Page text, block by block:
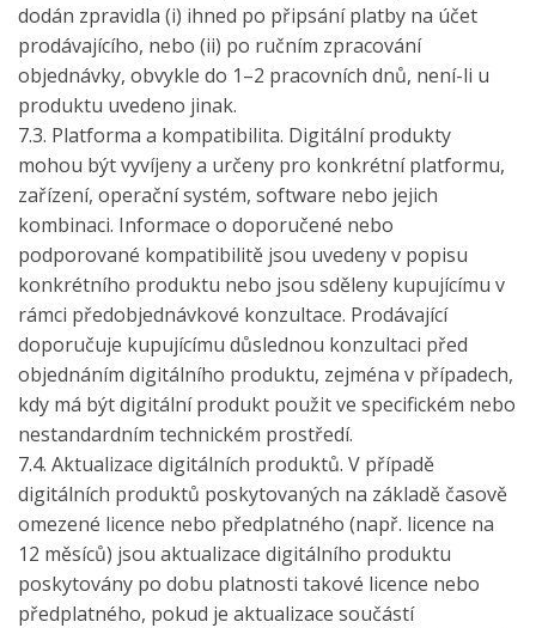
dodán zpravidla (i) ihned po připsání platby na účet
prodávajícího, nebo (ii) po ručním zpracování
objednávky, obvykle do 1–2 pracovních dnů, není-li u
produktu uvedeno jinak.
7.3. Platforma a kompatibilita. Digitální produkty
mohou být vyvíjeny a určeny pro konkrétní platformu,
zařízení, operační systém, software nebo jejich
kombinaci. Informace o doporučené nebo
podporované kompatibilitě jsou uvedeny v popisu
konkrétního produktu nebo jsou sděleny kupujícímu v
rámci předobjednávkové konzultace. Prodávající
doporučuje kupujícímu důslednou konzultaci před
objednáním digitálního produktu, zejména v případech,
kdy má být digitální produkt použit ve specifickém nebo
nestandardním technickém prostředí.
7.4. Aktualizace digitálních produktů. V případě
digitálních produktů poskytovaných na základě časově
omezené licence nebo předplatného (např. licence na
12 měsíců) jsou aktualizace digitálního produktu
poskytovány po dobu platnosti takové licence nebo
předplatného, pokud je aktualizace součástí